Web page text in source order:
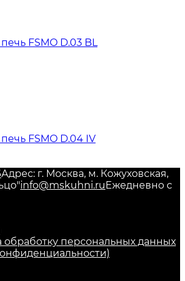
FSMO D.03 BL
FSMO D.04 IV
Адрес: г. Москва, м. Кожуховская,
info@mskuhni.ruЕжедневно с
обработку персональных данных